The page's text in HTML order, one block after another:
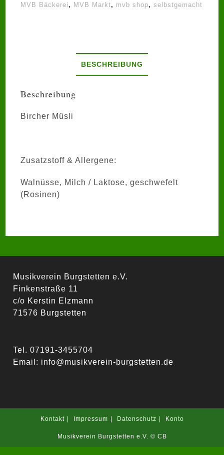
MVB Bäckerei , MVB Markt, mvb shop,selbstgemacht
BESCHREIBUNG
Beschreibung
Bircher Müsli
Zusatzstoff & Allergene:
Walnüsse, Milch / Laktose, geschwefelt
(Rosinen)
Musikverein Burgstetten e.V.
Finkenstraße 11
c/o Kerstin Elzmann
71576 Burgstetten
Tel. 07191-3455704
Email: info@musikverein-burgstetten.de
Kontakt Impressum Datenschutz Konto
Musikverein Burgstetten e.V. © CB